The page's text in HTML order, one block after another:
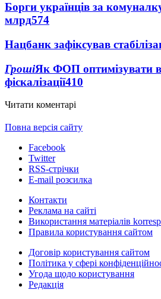
Борги українців за
млрд574
Нацбанк зафіксував
ГрошіЯк ФОП оптимізувати
фіскалізації410
Читати коментарі
Повна версія сайту
Facebook
Twitter
RSS-стрічки
E-mail розсилка
Контакти
Реклама на сайті
Використання матеріалів
Правила користування сайтом
Договір користування сайтом
Політика у сфері
Угода щодо користування
Редакція